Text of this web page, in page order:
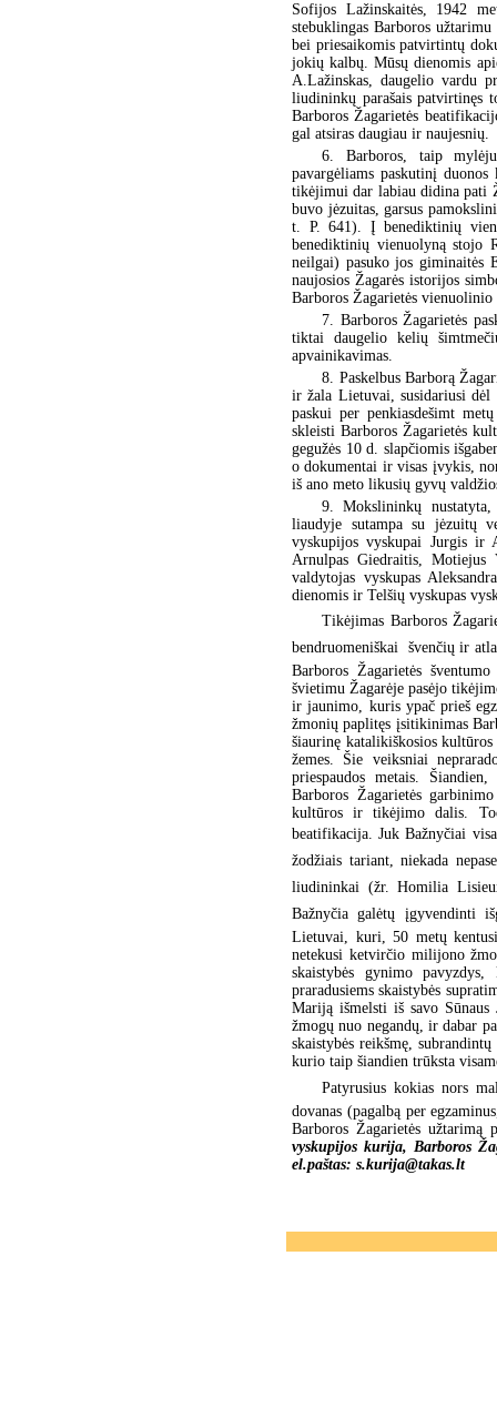
Sofijos Lažinskaitės, 1942
stebuklingas Barboros
bei priesaikomis patvirtintų
jokių kalbų. Mūsų dienomis
A.Lažinskas, daugelio vardu
liudininkų parašais patvirtinęs
Barboros Žagarietės
gal atsiras daugiau ir naujesnių.
6. Barboros, taip
pavargėliams paskutinį
tikėjimui dar labiau didina pati
buvo jėzuitas, garsus
t. P. 641). Į benediktinių
benediktinių vienuolyną stojo
neilgai) pasuko jos giminaitės
naujosios Žagarės istorijos
Barboros Žagarietės
7. Barboros Žagarietės
tiktai daugelio kelių
apvainikavimas.
8. Paskelbus Barborą
ir žala Lietuvai, susidariusi dėl
paskui per penkiasdešimt
skleisti Barboros Žagarietės
gegužės 10 d. slapčiomis
o dokumentai ir visas įvykis,
iš ano meto likusių gyvų
9. Mokslininkų
liaudyje sutampa su jėzuitų
vyskupijos vyskupai Jurgis ir
Arnulpas Giedraitis, Motiejus
valdytojas vyskupas
dienomis ir Telšių vyskupas
Tikėjimas Barboros
bendruomeniškai  švenčių ir
Barboros Žagarietės
švietimu Žagarėje pasėjo
ir jaunimo, kuris ypač prieš
žmonių paplitęs įsitikinimas
šiaurinę katalikiškosios
žemes. Šie veiksniai
priespaudos metais.
Barboros Žagarietės
kultūros ir tikėjimo dalis.
beatifikacija. Juk Bažnyčiai
žodžiais tariant, niekada
liudininkai (žr. Homilia
Bažnyčia galėtų įgyvendinti
Lietuvai, kuri, 50 metų
netekusi ketvirčio milijono
skaistybės gynimo
praradusiems skaistybės
Mariją išmelsti iš savo Sūnaus
žmogų nuo negandų, ir dabar
skaistybės reikšmę,
kurio taip šiandien trūksta
Patyrusius kokias nors
dovanas (pagalbą per
Barboros Žagarietės užtarimą
vyskupijos kurija, Barboros
el.paštas: s.kurija@takas.lt